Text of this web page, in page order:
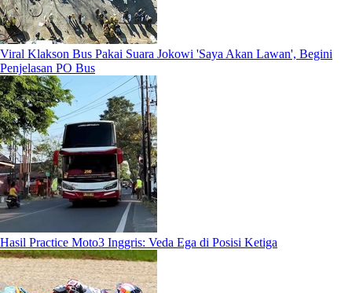
Viral Klakson Bus Pakai Suara Jokowi 'Saya Akan Lawan', Begini
Penjelasan PO Bus
Hasil Practice Moto3 Inggris: Veda Ega di Posisi Ketiga